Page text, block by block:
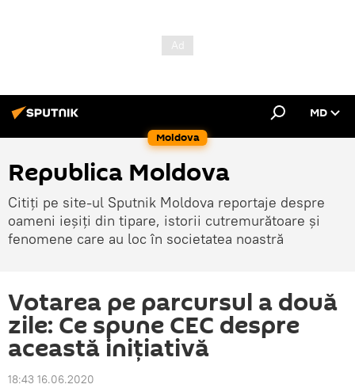
Moldova
MD
Republica Moldova
Citiți pe site-ul Sputnik Moldova reportaje despre
oameni ieșiți din tipare, istorii cutremurătoare și
fenomene care au loc în societatea noastră
Votarea pe parcursul a două
zile: Ce spune CEC despre
această inițiativă
18:43 16.06.2020